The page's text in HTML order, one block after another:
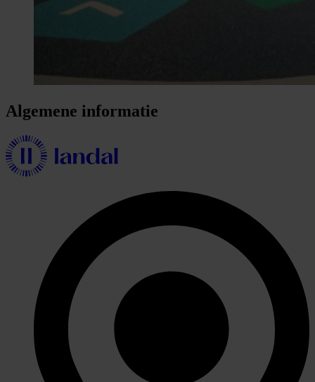
Algemene informatie